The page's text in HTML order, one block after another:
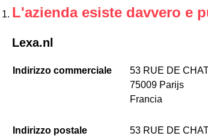
L'azienda esiste davvero e
Lexa.nl
Indirizzo commerciale
53 RUE DE
75009 Parijs
Francia
Indirizzo postale
53 RUE DE